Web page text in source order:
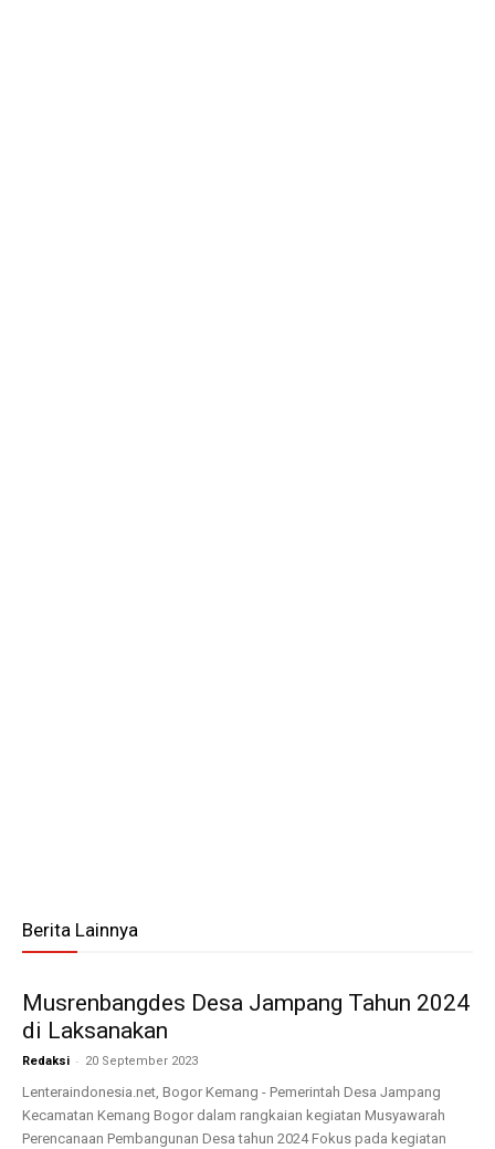
Berita Lainnya
Musrenbangdes Desa Jampang Tahun 2024
di Laksanakan
Redaksi - 20 September 2023
Lenteraindonesia.net, Bogor Kemang - Pemerintah Desa Jampang
Kecamatan Kemang Bogor dalam rangkaian kegiatan Musyawarah
Perencanaan Pembangunan Desa tahun 2024 Fokus pada kegiatan